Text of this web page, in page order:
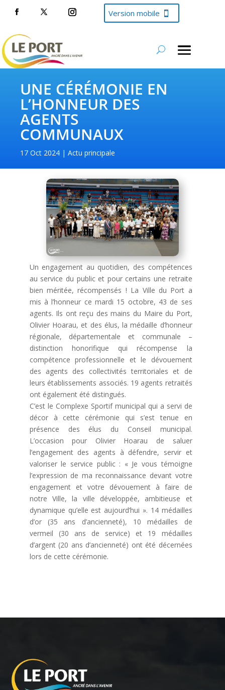
Version mobile
UNE CÉRÉMONIE EN
L’HONNEUR DES
AGENTS
COMMUNAUX
17 Oct 2024 Actu principale
Un engagement au quotidien, des compétences
au service du public et pour certains une retraite
bien méritée, récompensés ! La Ville du Port a
mis à l’honneur ce mardi 15 octobre, 43 de ses
agents. Ils ont reçu des mains du Maire du Port,
Olivier Hoarau, et des élus, la médaille d’honneur
régionale, départementale et communale –
distinction honorifique qui récompense la
compétence professionnelle et le dévouement
des agents des collectivités territoriales et de
leurs établissements associés. 19 agents retraités
ont également été distingués.
C’est le Complexe Sportif municipal qui a servi de
décor à cette cérémonie qui s’est tenue en
présence des élus du Conseil municipal.
L’occasion pour Olivier Hoarau de saluer
l’engagement des agents à défendre, servir et
valoriser le service public : « Je vous témoigne
l’expression de ma reconnaissance devant votre
engagement et votre dévouement à faire de
notre Ville, la ville développée, ambitieuse et
dynamique qu’elle est aujourd’hui ». 14 médailles
d’or (35 ans d’ancienneté), 10 médailles de
vermeil (30 ans de service) et 19 médailles
d’argent (20 ans d’ancienneté) ont été décernées
lors de cette cérémonie.